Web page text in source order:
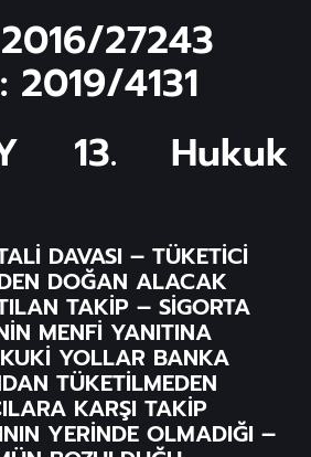
27243
2019/4131
13. Hukuk
DAVASI – TÜKETİCİ
DOĞAN ALACAK
TAKİP – SİGORTA
MENFİ YANITINA
YOLLAR BANKA
TÜKETİLMEDEN
KARŞI TAKİP
YERİNDE OLMADIĞI –